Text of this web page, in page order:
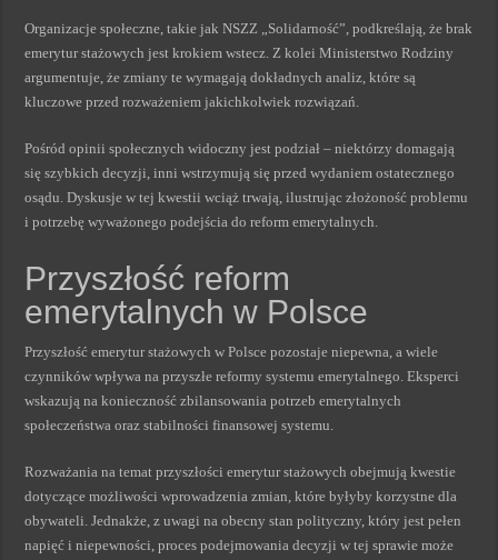
Organizacje społeczne, takie jak NSZZ „Solidarność”, podkreślają, że brak
emerytur stażowych jest krokiem wstecz. Z kolei Ministerstwo Rodziny
argumentuje, że zmiany te wymagają dokładnych analiz, które są
kluczowe przed rozważeniem jakichkolwiek rozwiązań.
Pośród opinii społecznych widoczny jest podział – niektórzy domagają
się szybkich decyzji, inni wstrzymują się przed wydaniem ostatecznego
osądu. Dyskusje w tej kwestii wciąż trwają, ilustrując złożoność problemu
i potrzebę wyważonego podejścia do reform emerytalnych.
Przyszłość reform
emerytalnych w Polsce
Przyszłość emerytur stażowych w Polsce pozostaje niepewna, a wiele
czynników wpływa na przyszłe reformy systemu emerytalnego. Eksperci
wskazują na konieczność zbilansowania potrzeb emerytalnych
społeczeństwa oraz stabilności finansowej systemu.
Rozważania na temat przyszłości emerytur stażowych obejmują kwestie
dotyczące możliwości wprowadzenia zmian, które byłyby korzystne dla
obywateli. Jednakże, z uwagi na obecny stan polityczny, który jest pełen
napięć i niepewności, proces podejmowania decyzji w tej sprawie może